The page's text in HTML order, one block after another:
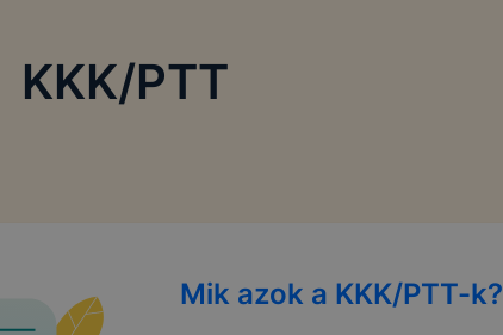
KKK/PTT
Mik azok a KKK/PTT-k?